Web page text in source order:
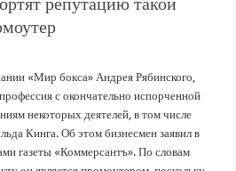
«Мир бокса» Андрея Рябинского,
с окончательно испорченной
некоторых деятелей, в том числе
Кинга. Об этом бизнесмен заявил в
газеты «Коммерсантъ». По словам